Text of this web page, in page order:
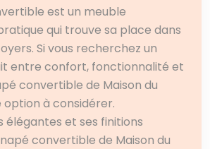
est un meuble
qui trouve sa place dans
Si vous recherchez un
entre confort, fonctionnalité et
convertible de Maison du
option à considérer.
élégantes et ses finitions
convertible de Maison du